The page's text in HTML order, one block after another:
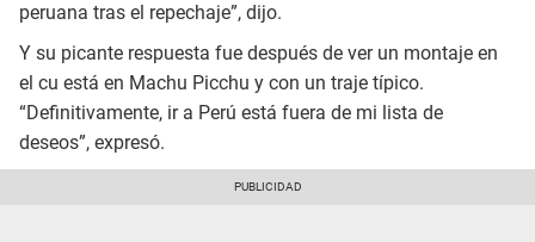
peruana tras el repechaje”, dijo.
Y su picante respuesta fue después de ver un montaje en
el cu está en Machu Picchu y con un traje típico.
“Definitivamente, ir a Perú está fuera de mi lista de
deseos”, expresó.